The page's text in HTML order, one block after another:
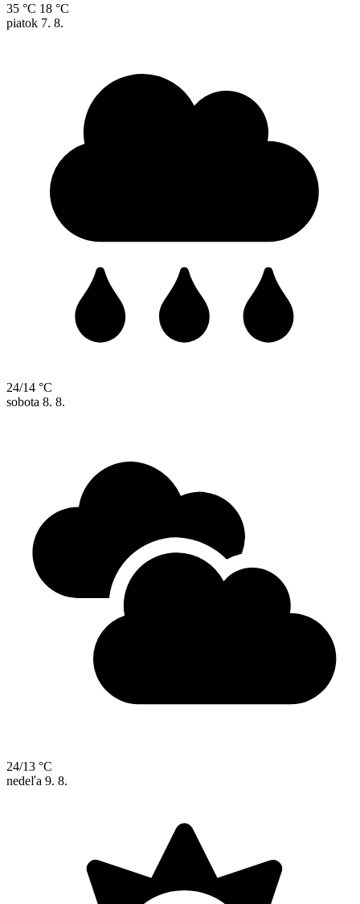
35 °C 18 °C
piatok 7. 8.
24/14 °C
sobota 8. 8.
24/13 °C
nedeľa 9. 8.